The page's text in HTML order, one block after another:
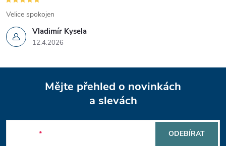
p
i
s
u
Vladimír Kysela
12.4.2026
Velice spokojen
Mějte přehled o novinkách
a slevách
ODEBÍRAT